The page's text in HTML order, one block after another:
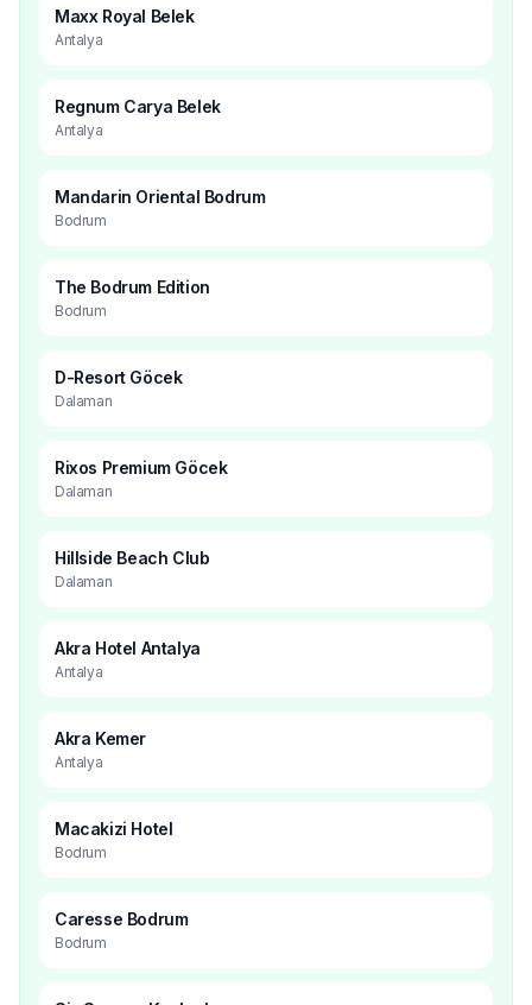
Maxx Royal Belek
Antalya
Regnum Carya Belek
Antalya
Mandarin Oriental Bodrum
Bodrum
The Bodrum Edition
Bodrum
D-Resort Göcek
Dalaman
Rixos Premium Göcek
Dalaman
Hillside Beach Club
Dalaman
Akra Hotel Antalya
Antalya
Akra Kemer
Antalya
Macakizi Hotel
Bodrum
Caresse Bodrum
Bodrum